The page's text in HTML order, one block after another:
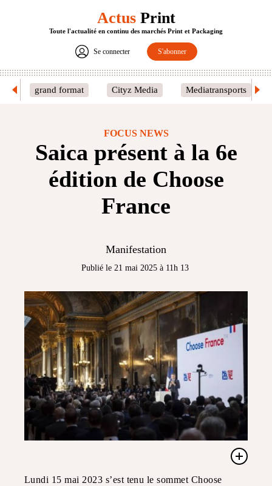
ActusPrint
Toute l'actualité en continu des marchés Print et Packaging
Se connecter S'abonner
grand format Cityz Media Mediatransports
FOCUS NEWS
Saica présent à la 6e
édition de Choose
France
Manifestation
Publié le 21 mai 2025 à 11h 13
Lundi 15 mai 2023 s’est tenu le sommet Choose